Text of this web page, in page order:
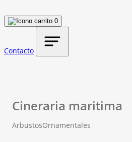
0
Contacto
Cineraria maritima
ArbustosOrnamentales